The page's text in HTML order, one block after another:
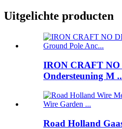
Uitgelichte producten
IRON CRAFT
Ondersteuning M
Road Holland